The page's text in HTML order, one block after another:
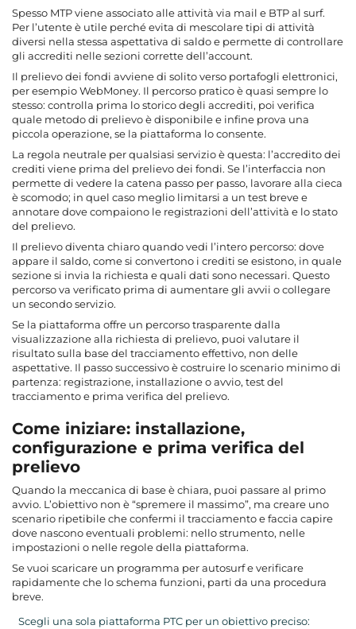
Spesso MTP viene associato alle attività via mail e BTP al surf.
Per l’utente è utile perché evita di mescolare tipi di attività
diversi nella stessa aspettativa di saldo e permette di controllare
gli accrediti nelle sezioni corrette dell’account.
Il prelievo dei fondi avviene di solito verso portafogli elettronici,
per esempio WebMoney. Il percorso pratico è quasi sempre lo
stesso: controlla prima lo storico degli accrediti, poi verifica
quale metodo di prelievo è disponibile e infine prova una
piccola operazione, se la piattaforma lo consente.
La regola neutrale per qualsiasi servizio è questa: l’accredito dei
crediti viene prima del prelievo dei fondi. Se l’interfaccia non
permette di vedere la catena passo per passo, lavorare alla cieca
è scomodo; in quel caso meglio limitarsi a un test breve e
annotare dove compaiono le registrazioni dell’attività e lo stato
del prelievo.
Il prelievo diventa chiaro quando vedi l’intero percorso: dove
appare il saldo, come si convertono i crediti se esistono, in quale
sezione si invia la richiesta e quali dati sono necessari. Questo
percorso va verificato prima di aumentare gli avvii o collegare
un secondo servizio.
Se la piattaforma offre un percorso trasparente dalla
visualizzazione alla richiesta di prelievo, puoi valutare il
risultato sulla base del tracciamento effettivo, non delle
aspettative. Il passo successivo è costruire lo scenario minimo di
partenza: registrazione, installazione o avvio, test del
tracciamento e prima verifica del prelievo.
Come iniziare: installazione,
configurazione e prima verifica del
prelievo
Quando la meccanica di base è chiara, puoi passare al primo
avvio. L’obiettivo non è “spremere il massimo”, ma creare uno
scenario ripetibile che confermi il tracciamento e faccia capire
dove nascono eventuali problemi: nello strumento, nelle
impostazioni o nelle regole della piattaforma.
Se vuoi scaricare un programma per autosurf e verificare
rapidamente che lo schema funzioni, parti da una procedura
breve.
Scegli una sola piattaforma PTC per un obiettivo preciso: